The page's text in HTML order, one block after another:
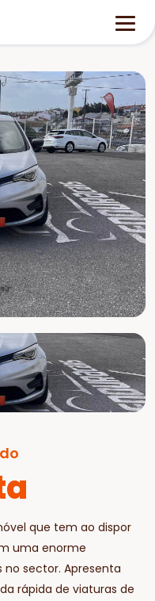
que tem ao dispor
uma enorme
sector. Apresenta
rápida de viaturas de